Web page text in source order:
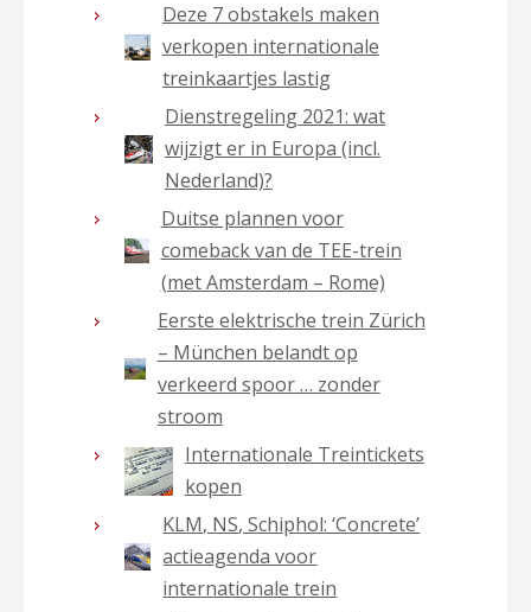
Deze 7 obstakels maken
verkopen internationale
treinkaartjes lastig
Dienstregeling 2021: wat
wijzigt er in Europa (incl.
Nederland)?
Duitse plannen voor
comeback van de TEE-trein
(met Amsterdam – Rome)
Eerste elektrische trein Zürich
– München belandt op
verkeerd spoor … zonder
stroom
Internationale Treintickets
kopen
KLM, NS, Schiphol: ‘Concrete’
actieagenda voor
internationale trein